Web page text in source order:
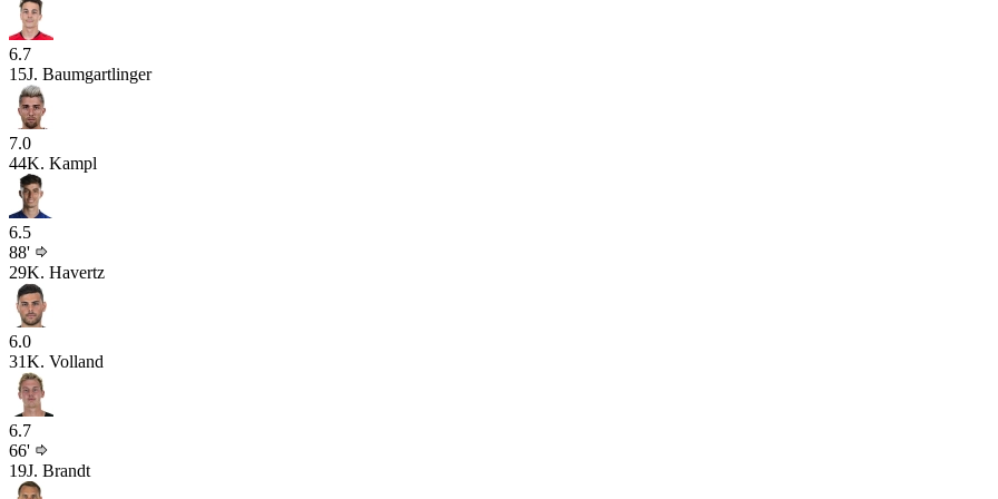
6.7
15J. Baumgartlinger
7.0
44K. Kampl
6.5
88'
29K. Havertz
6.0
31K. Volland
6.7
66'
19J. Brandt